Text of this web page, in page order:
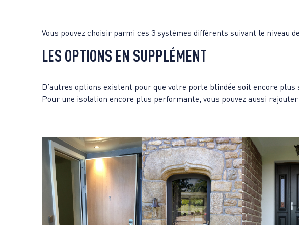
Vous pouvez choisir parmi ces 3 systèmes différents suivant le niveau
LES OPTIONS EN SUPPLÉMENT
D’autres options existent pour que votre porte blindée soit encore
Pour une isolation encore plus performante, vous pouvez aussi rajouter